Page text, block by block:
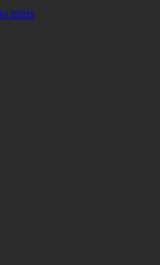
mais